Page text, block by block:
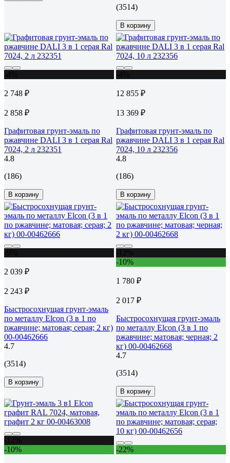
(3514)
В корзину
2 748 ₽
2 858 ₽
Графитовая грунт-эмаль по
ржавчине DALI 3 в 1 серая Ral
7024, 2 л 232351
4.8
(186)
В корзину
12 855 ₽
13 369 ₽
Графитовая грунт-эмаль по
ржавчине DALI 3 в 1 серая Ral
7024, 10 л 232356
4.8
(186)
В корзину
2 039 ₽
2 243 ₽
Быстросохнущая грунт-эмаль
по металлу Elcon (3 в 1 по
ржавчине; матовая; серая; 2 кг)
00-00462666
4.7
(3514)
В корзину
-10%
1 780 ₽
2 017 ₽
Быстросохнущая грунт-эмаль
по металлу Elcon (3 в 1 по
ржавчине; матовая; черная; 2
кг) 00-00462668
4.7
(3514)
В корзину
-10%
-22%